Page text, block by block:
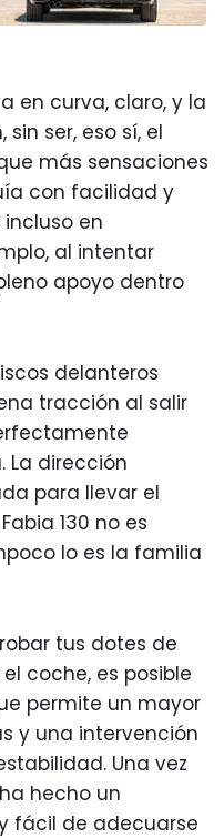
en curva, claro, y la
ser, eso sí, el
más sensaciones
con facilidad y
en
al intentar
apoyo dentro
delanteros
tracción al salir
La dirección
para llevar el
130 no es
lo es la familia
tus dotes de
coche, es posible
permite un mayor
y una intervención
Una vez
hecho un
fácil de adecuarse